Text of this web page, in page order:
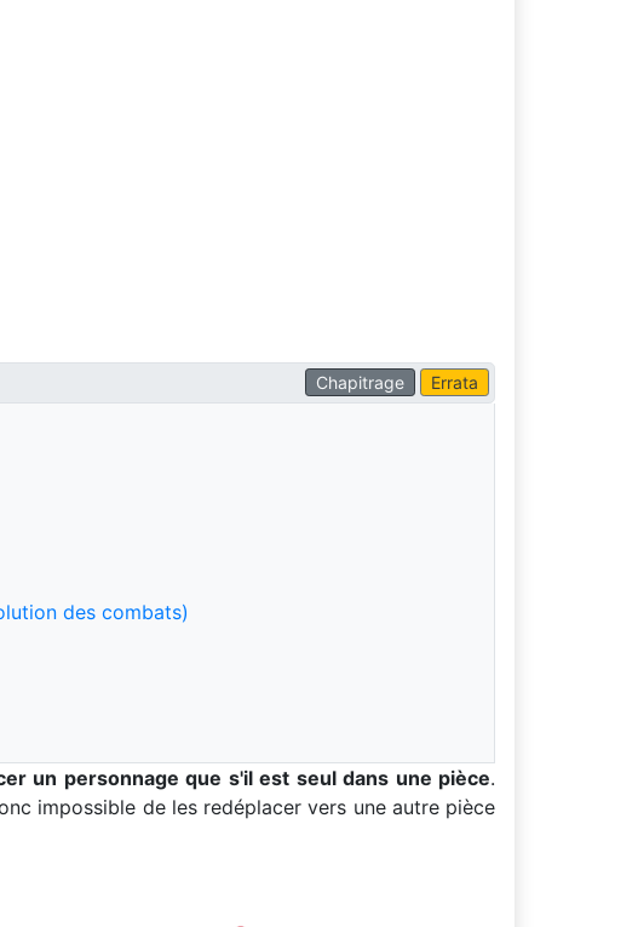
Errata
Chapitrage
des combats)
un personnage que s'il est seul dans une pièce.
impossible de les redéplacer vers une autre pièce